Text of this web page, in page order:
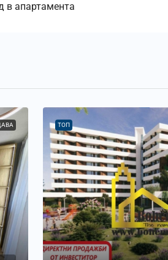
в апартамента
ТОП